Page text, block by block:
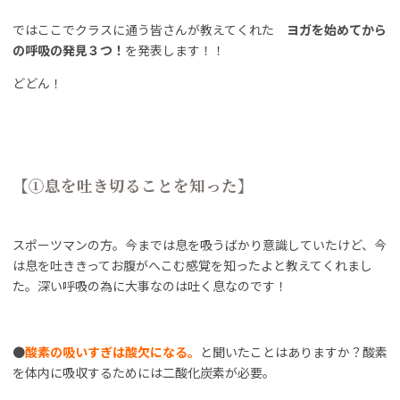
ではここでクラスに通う皆さんが教えてくれた ヨガを始めてから
の呼吸の発見３つ！ を発表します！！
どどん！
【①息を吐き切ることを知った】
スポーツマンの方。今までは息を吸うばかり意識していたけど、今
は息を吐ききってお腹がへこむ感覚を知ったよと教えてくれまし
た。深い呼吸の為に大事なのは吐く息なのです！
●酸素の吸いすぎは酸欠になる。 と聞いたことはありますか？酸素
を体内に吸収するためには二酸化炭素が必要。